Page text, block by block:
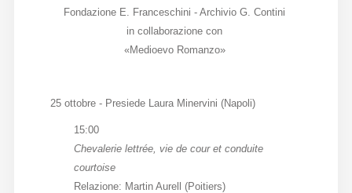
Fondazione E. Franceschini - Archivio G. Contini
in collaborazione con
«Medioevo Romanzo»
25 ottobre - Presiede Laura Minervini (Napoli)
15:00
Chevalerie lettrée, vie de cour et conduite
courtoise
Relazione: Martin Aurell (Poitiers)